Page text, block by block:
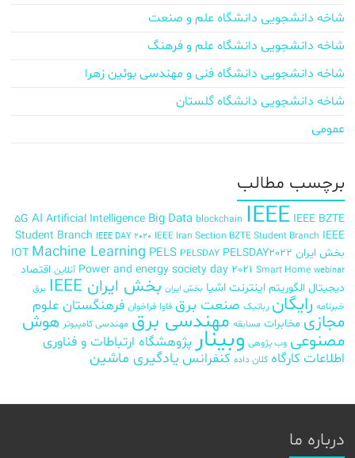
شاخه دانشجویی دانشگاه علم و صنعت
شاخه دانشجویی دانشگاه علم و فرهنگ
شاخه دانشجویی دانشگاه فنی و مهندسی بوئین زهرا
شاخه دانشجویی دانشگاه گلستان
عمومی
برچسب‌ مطالب
5G AI Artificial Intelligence Big Data blockchain IEEE IEEE BZTE
Student Branch IEEE DAY 2020 IEEE Iran Section BZTE Student Branch IEEE
بخش ایران
IOT Machine Learning PELS PELSDAY PELSDAY2022
Power and energy society day 2021 Smart Home webinar آنلاین اقتصاد
دیجیتال الگوریتم اینترنت اشیا بخش ایران بخش ایران IEEE
برق
خبرنامه رایگان رباتیک صنعت برق فاوا فراخوان فرهنگستان علوم
مجازی مخابرات مسابقه مهندسی برق مهندسی کامپیوتر هوش
مصنوعی وب پژوهی وبینارپژوهشگاه ارتباطات و فناوری
اطلاعات کارگاه کلان داده کنفرانس یادگیری ماشین
درباره ما